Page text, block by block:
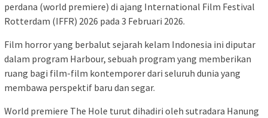
perdana (world premiere) di ajang International Film Festival
Rotterdam (IFFR) 2026 pada 3 Februari 2026.
Film horror yang berbalut sejarah kelam Indonesia ini diputar
dalam program Harbour, sebuah program yang memberikan
ruang bagi film-film kontemporer dari seluruh dunia yang
membawa perspektif baru dan segar.
World premiere The Hole turut dihadiri oleh sutradara Hanung